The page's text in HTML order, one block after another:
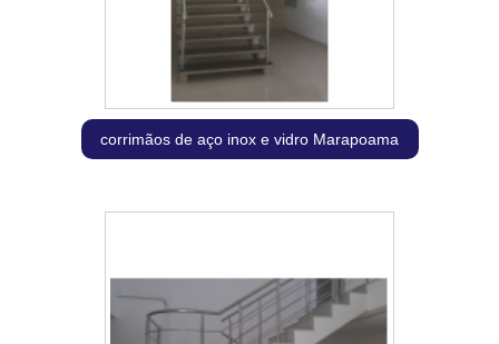
corrimãos de aço inox e vidro Marapoama